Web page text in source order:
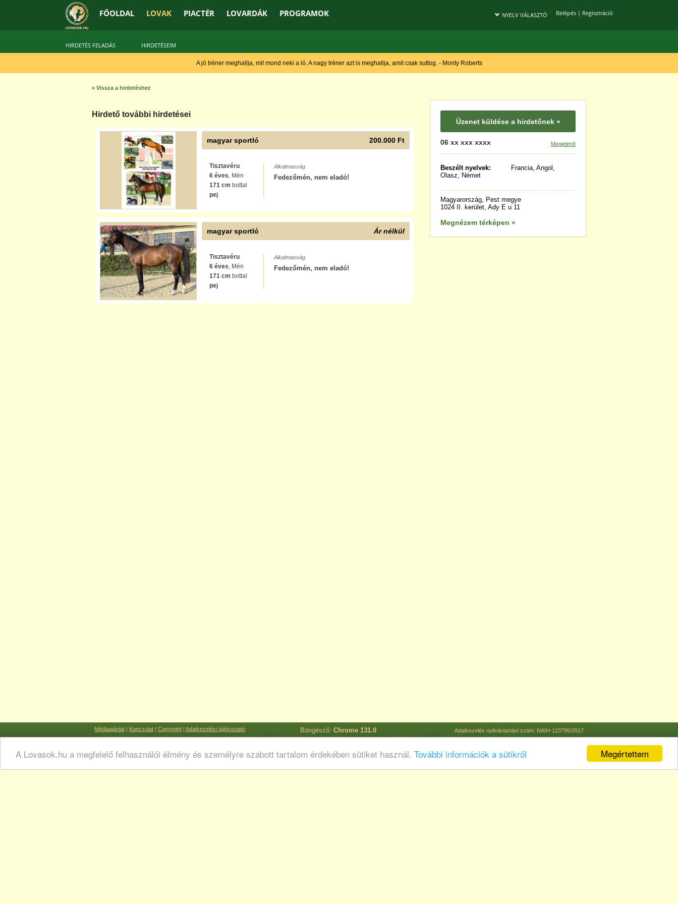
Megértettem
A Lovasok.hu a megfelelő felhasználói élmény és személyre szabott tartalom érdekében sütiket használ. További információk a sütikről
FŐOLDAL LOVAK PIACTÉR LOVARDÁK PROGRAMOK Belépés| Regisztráció
NYELV VÁLASZTÓ
HIRDETÉS FELADÁS HIRDETÉSEIM
A jó tréner meghallja, mit mond neki a ló. A nagy tréner azt is meghallja, amit csak suttog. - Monty Roberts
« Vissza a hirdetéshez
Hirdető további hirdetései
magyar sportló 200.000 Ft
Tisztavéru
6 éves, Mén
171 cm bottal
pej
Alkalmasság
Fedezőmén, nem eladó!
magyar sportló Ár nélkül
Tisztavéru
6 éves, Mén
171 cm bottal
pej
Alkalmasság
Fedezőmén, nem eladó!
Üzenet küldése a hirdetőnek »
06 xx xxx xxxx Megjelenít
Beszélt nyelvek:
Francia, Angol,
Olasz, Német
Magyarország, Pest megye
1024 II. kerület, Ady E u 11
Megnézem térképen »
Médiaajánlat | Kapcsolat | Copyright | Adatkezelési tájékoztató Böngésző: Chrome 131.0 Adatkezelés nyilvántartási szám: NAIH-123795/2017